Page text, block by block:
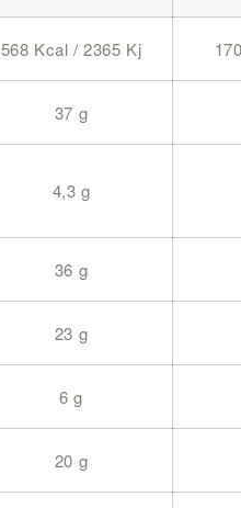
568 Kcal / 2365 Kj
37 g
4,3 g
36 g
23 g
6 g
20 g